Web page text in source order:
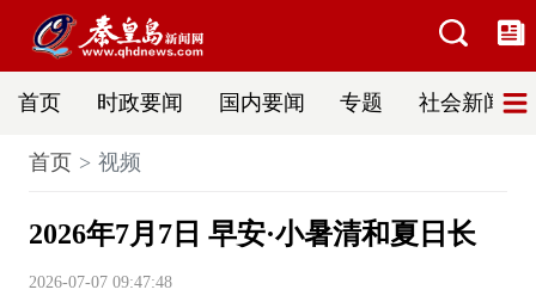
首页 时政要闻 国内要闻 专题 社会新闻
首页 视频
2026年7月7日 早安·小暑清和夏日长
2026-07-07 09:47:48